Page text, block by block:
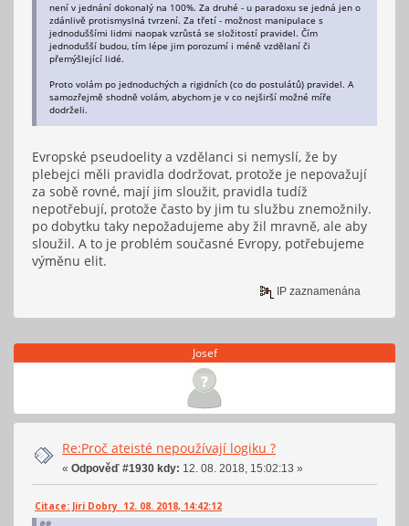
není v jednání dokonalý na 100%. Za druhé - u paradoxu se jedná jen o
zdánlivě protismyslná tvrzení. Za třetí - možnost manipulace s
jednoduššími lidmi naopak vzrůstá se složitostí pravidel. Čím
jednodušší budou, tím lépe jim porozumí i méně vzdělaní či
přemýšlející lidé.
Proto volám po jednoduchých a rigidních (co do postulátů) pravidel. A
samozřejmě shodně volám, abychom je v co nejširší možné míře
dodrželi.
Evropské pseudoelity a vzdělanci si nemyslí, že by
plebejci měli pravidla dodržovat, protože je nepovažují
za sobě rovné, mají jim sloužit, pravidla tudíž
nepotřebují, protože často by jim tu službu znemožnily.
po dobytku taky nepožadujeme aby žil mravně, ale aby
sloužil. A to je problém současné Evropy, potřebujeme
výměnu elit.
IP zaznamenána
Josef
Re:Proč ateisté nepoužívají logiku ?
« Odpověď #1930 kdy: 12. 08. 2018, 15:02:13 »
Citace: Jiri Dobry 12. 08. 2018, 14:42:12